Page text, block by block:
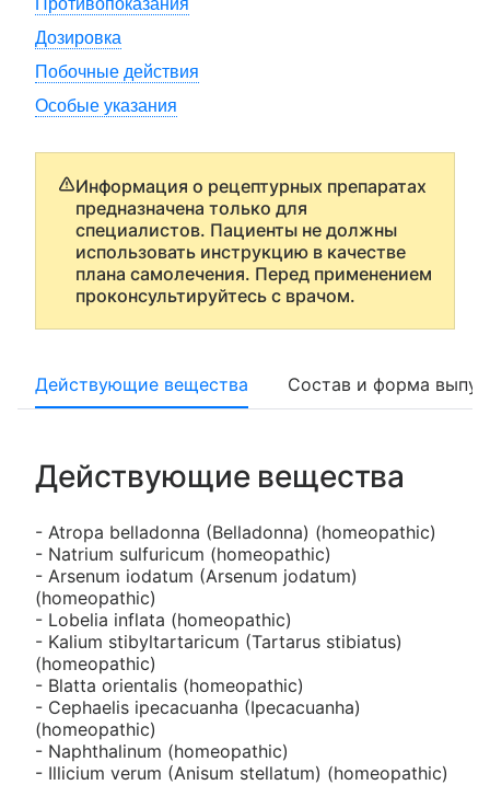
Противопоказания
Дозировка
Побочные действия
Особые указания
Информация о рецептурных препаратах
предназначена только для
специалистов. Пациенты не должны
использовать инструкцию в качестве
плана самолечения. Перед применением
проконсультируйтесь с врачом.
Действующие вещества Состав и форма
Действующие вещества
- Atropa belladonna (Belladonna) (homeopathic)
- Natrium sulfuricum (homeopathic)
- Arsenum iodatum (Arsenum jodatum)
(homeopathic)
- Lobelia inflata (homeopathic)
- Kalium stibyltartaricum (Tartarus stibiatus)
(homeopathic)
- Blatta orientalis (homeopathic)
- Cephaelis ipecacuanha (Ipecacuanha)
(homeopathic)
- Naphthalinum (homeopathic)
- Illicium verum (Anisum stellatum) (homeopathic)